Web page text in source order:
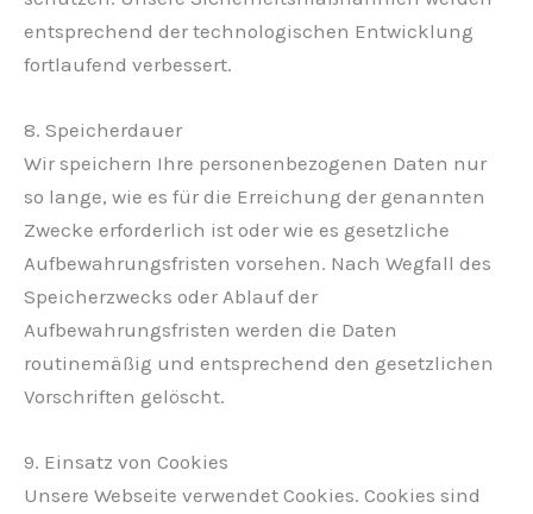
entsprechend der technologischen Entwicklung
fortlaufend verbessert.
8. Speicherdauer
Wir speichern Ihre personenbezogenen Daten nur
so lange, wie es für die Erreichung der genannten
Zwecke erforderlich ist oder wie es gesetzliche
Aufbewahrungsfristen vorsehen. Nach Wegfall des
Speicherzwecks oder Ablauf der
Aufbewahrungsfristen werden die Daten
routinemäßig und entsprechend den gesetzlichen
Vorschriften gelöscht.
9. Einsatz von Cookies
Unsere Webseite verwendet Cookies. Cookies sind